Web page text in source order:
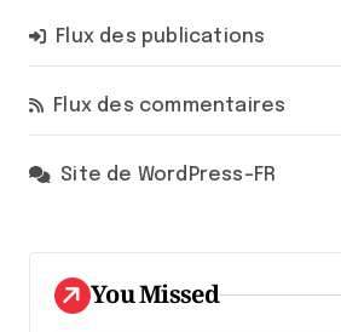
Flux des publications
Flux des commentaires
Site de WordPress-FR
You Missed